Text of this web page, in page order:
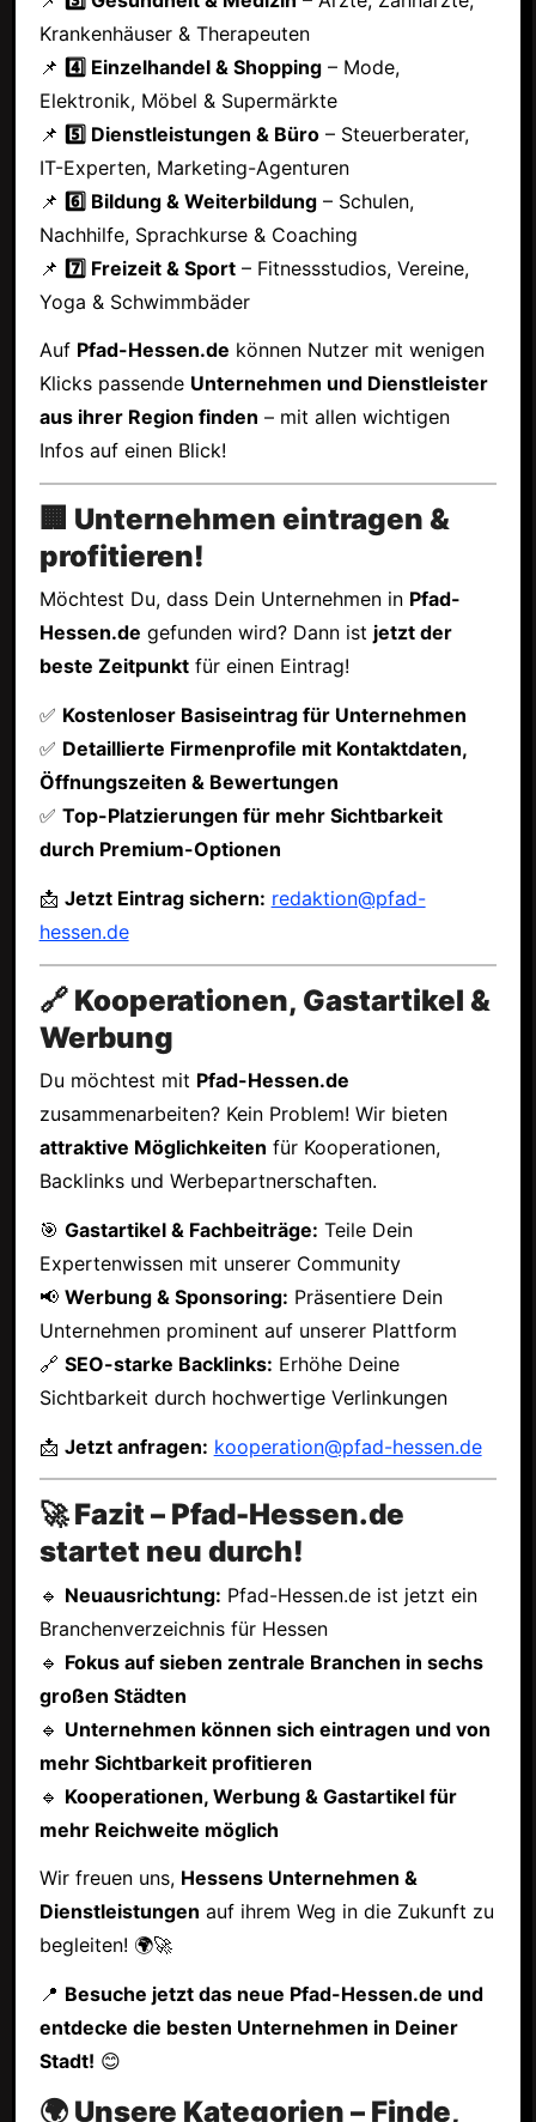
Krankenhäuser & Therapeuten
📌 4️⃣ Einzelhandel & Shopping– Mode,
Elektronik, Möbel & Supermärkte
📌 5️⃣ Dienstleistungen & Büro– Steuerberater,
IT-Experten, Marketing-Agenturen
📌 6️⃣ Bildung & Weiterbildung– Schulen,
Nachhilfe, Sprachkurse & Coaching
📌 7️⃣ Freizeit & Sport– Fitnessstudios, Vereine,
Yoga & Schwimmbäder
Auf Pfad-Hessen.de können Nutzer mit wenigen
Klicks passende Unternehmen und Dienstleister
aus ihrer Region finden – mit allen wichtigen
Infos auf einen Blick!
🏢 Unternehmen eintragen &
profitieren!
Möchtest Du, dass Dein Unternehmen in Pfad-
Hessen.de gefunden wird? Dann ist jetzt der
beste Zeitpunktfür einen Eintrag!
✅ Kostenloser Basiseintrag für Unternehmen
✅ Detaillierte Firmenprofile mit Kontaktdaten,
Öffnungszeiten & Bewertungen
✅ Top-Platzierungen für mehr Sichtbarkeit
durch Premium-Optionen
📩 Jetzt Eintrag sichern: redaktion@pfad-
hessen.de
🔗 Kooperationen, Gastartikel &
Werbung
Du möchtest mit Pfad-Hessen.de
zusammenarbeiten? Kein Problem! Wir bieten
attraktive Möglichkeiten für Kooperationen,
Backlinks und Werbepartnerschaften.
🎯 Gastartikel & Fachbeiträge: Teile Dein
Expertenwissen mit unserer Community
📢 Werbung & Sponsoring: Präsentiere Dein
Unternehmen prominent auf unserer Plattform
🔗 SEO-starke Backlinks: Erhöhe Deine
Sichtbarkeit durch hochwertige Verlinkungen
📩 Jetzt anfragen: kooperation@pfad-hessen.de
🚀 Fazit – Pfad-Hessen.de
startet neu durch!
🔹 Neuausrichtung: Pfad-Hessen.de ist jetzt ein
Branchenverzeichnis für Hessen
🔹 Fokus auf sieben zentrale Branchen in sechs
großen Städten
🔹 Unternehmen können sich eintragen und von
mehr Sichtbarkeit profitieren
🔹 Kooperationen, Werbung & Gastartikel für
mehr Reichweite möglich
Wir freuen uns, Hessens Unternehmen &
Dienstleistungen auf ihrem Weg in die Zukunft zu
begleiten! 🌍🚀
📍 Besuche jetzt das neue Pfad-Hessen.de und
entdecke die besten Unternehmen in Deiner
Stadt! 😊
🌍 Unsere Kategorien – Finde,